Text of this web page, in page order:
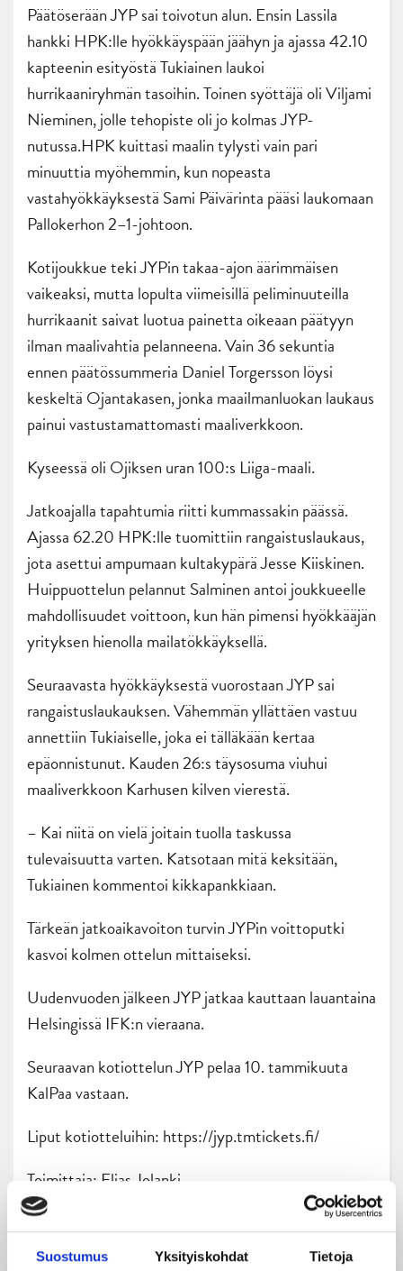
Suostumus Yksityiskohdat Tietoja
Päätöserään JYP sai toivotun alun. Ensin Lassila
hankki HPK:lle hyökkäyspään jäähyn ja ajassa 42.10
kapteenin esityöstä Tukiainen laukoi
hurrikaaniryhmän tasoihin. Toinen syöttäjä oli Viljami
Nieminen, jolle tehopiste oli jo kolmas JYP-
nutussa.HPK kuittasi maalin tylysti vain pari
minuuttia myöhemmin, kun nopeasta
vastahyökkäyksestä Sami Päivärinta pääsi laukomaan
Pallokerhon 2–1-johtoon.
Kotijoukkue teki JYPin takaa-ajon äärimmäisen
vaikeaksi, mutta lopulta viimeisillä peliminuuteilla
hurrikaanit saivat luotua painetta oikeaan päätyyn
ilman maalivahtia pelanneena. Vain 36 sekuntia
ennen päätössummeria Daniel Torgersson löysi
keskeltä Ojantakasen, jonka maailmanluokan laukaus
painui vastustamattomasti maaliverkkoon.
Kyseessä oli Ojiksen uran 100:s Liiga-maali.
Jatkoajalla tapahtumia riitti kummassakin päässä.
Ajassa 62.20 HPK:lle tuomittiin rangaistuslaukaus,
jota asettui ampumaan kultakypärä Jesse Kiiskinen.
Huippuottelun pelannut Salminen antoi joukkueelle
mahdollisuudet voittoon, kun hän pimensi hyökkääjän
yrityksen hienolla mailatökkäyksellä.
Seuraavasta hyökkäyksestä vuorostaan JYP sai
rangaistuslaukauksen. Vähemmän yllättäen vastuu
annettiin Tukiaiselle, joka ei tälläkään kertaa
epäonnistunut. Kauden 26:s täysosuma viuhui
maaliverkkoon Karhusen kilven vierestä.
– Kai niitä on vielä joitain tuolla taskussa
tulevaisuutta varten. Katsotaan mitä keksitään,
Tukiainen kommentoi kikkapankkiaan.
Tärkeän jatkoaikavoiton turvin JYPin voittoputki
kasvoi kolmen ottelun mittaiseksi.
Uudenvuoden jälkeen JYP jatkaa kauttaan lauantaina
Helsingissä IFK:n vieraana.
Seuraavan kotiottelun JYP pelaa 10. tammikuuta
KalPaa vastaan.
Liput kotiotteluihin: https://jyp.tmtickets.fi/
Toimittaja: Elias Jolanki